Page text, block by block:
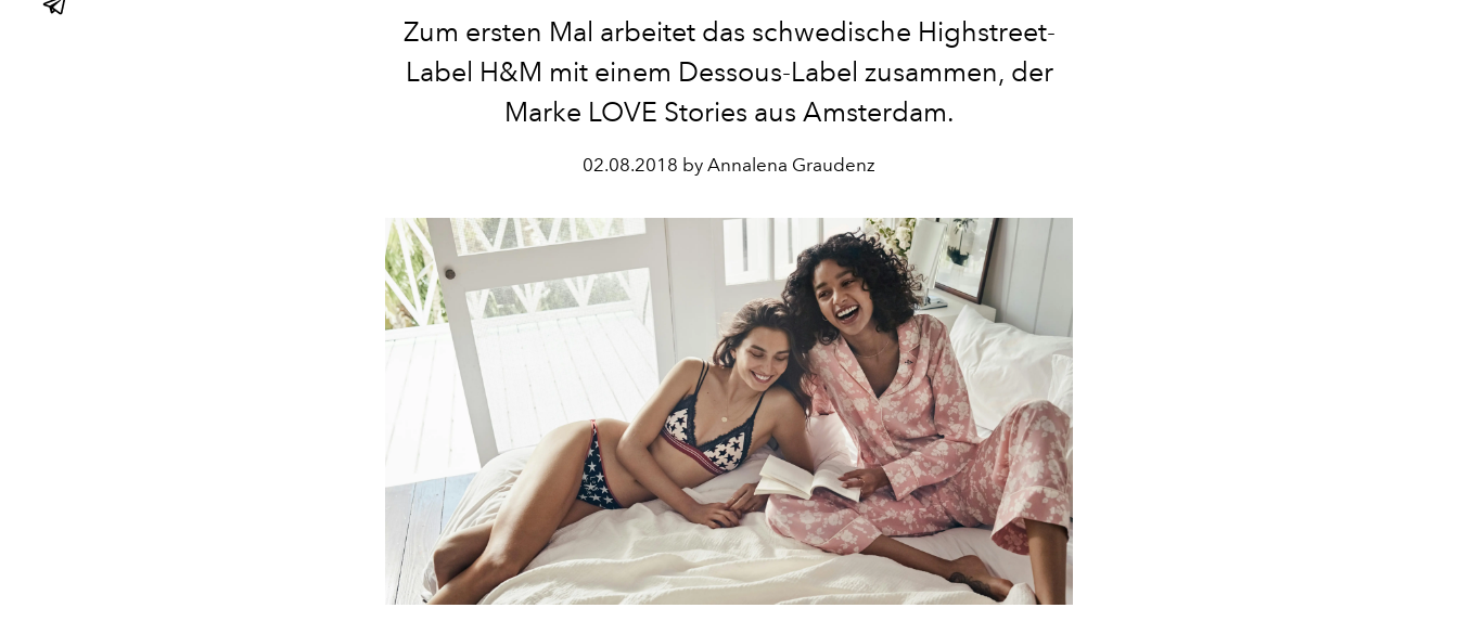
Zum ersten Mal arbeitet das schwedische Highstreet-
Label H&M mit einem Dessous-Label zusammen, der
Marke LOVE Stories aus Amsterdam.
02.08.2018 by Annalena Graudenz